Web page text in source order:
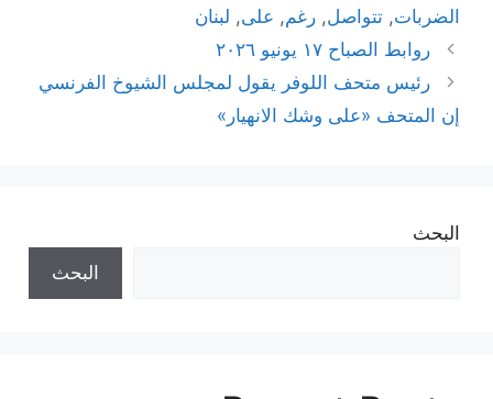
الضربات, تتواصل, رغم, على, لبنان
روابط الصباح ١٧ يونيو ٢٠٢٦
رئيس متحف اللوفر يقول لمجلس الشيوخ الفرنسي
إن المتحف «على وشك الانهيار»
البحث
البحث